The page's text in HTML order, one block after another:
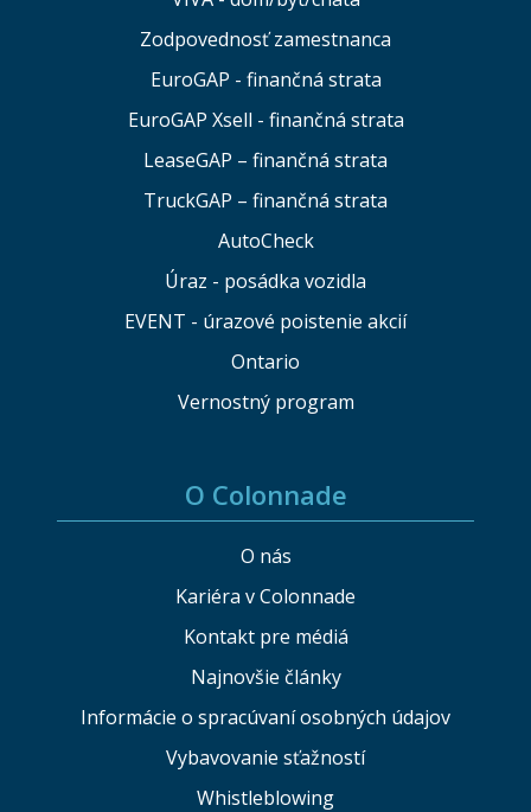
Zodpovednosť zamestnanca
EuroGAP - finančná strata
EuroGAP Xsell - finančná strata
LeaseGAP – finančná strata
TruckGAP – finančná strata
AutoCheck
Úraz - posádka vozidla
EVENT - úrazové poistenie akcií
Ontario
Vernostný program
O Colonnade
O nás
Kariéra v Colonnade
Kontakt pre médiá
Najnovšie články
Informácie o spracúvaní osobných údajov
Vybavovanie sťažností
Whistleblowing